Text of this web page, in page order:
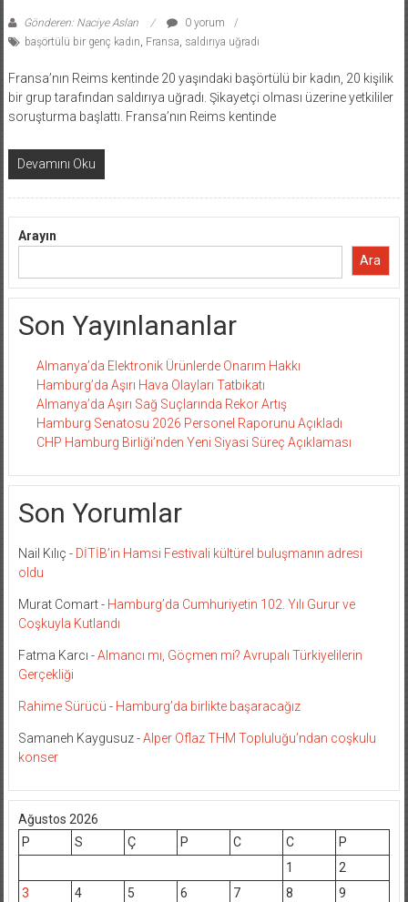
Gönderen: Naciye Aslan
0 yorum
başörtülü bir genç kadın Fransa saldırıya uğradı
Fransa’nın Reims kentinde 20 yaşındaki başörtülü bir kadın, 20 kişilik
bir grup tarafından saldırıya uğradı. Şikayetçi olması üzerine yetkililer
soruşturma başlattı. Fransa’nın Reims kentinde
Devamını Oku
Arayın
Ara
Son Yayınlananlar
Almanya’da Elektronik Ürünlerde Onarım Hakkı
Hamburg’da Aşırı Hava Olayları Tatbikatı
Almanya’da Aşırı Sağ Suçlarında Rekor Artış
Hamburg Senatosu 2026 Personel Raporunu Açıkladı
CHP Hamburg Birliği’nden Yeni Siyasi Süreç Açıklaması
Son Yorumlar
Nail Kılıç - DİTİB’in Hamsi Festivali kültürel buluşmanın adresi
oldu
Murat Comart- Hamburg’da Cumhuriyetin 102. Yılı Gurur ve
Coşkuyla Kutlandı
Fatma Karcı -Almancı mı, Göçmen mi? Avrupalı Türkiyelilerin
Gerçekliği
Rahime Sürücü - Hamburg’da birlikte başaracağız
Samaneh Kaygusuz-Alper Oflaz THM Topluluğu’ndan coşkulu
konser
Ağustos 2026
P
S Ç P C C
P
1
2
3
4 5 6 7 8 9